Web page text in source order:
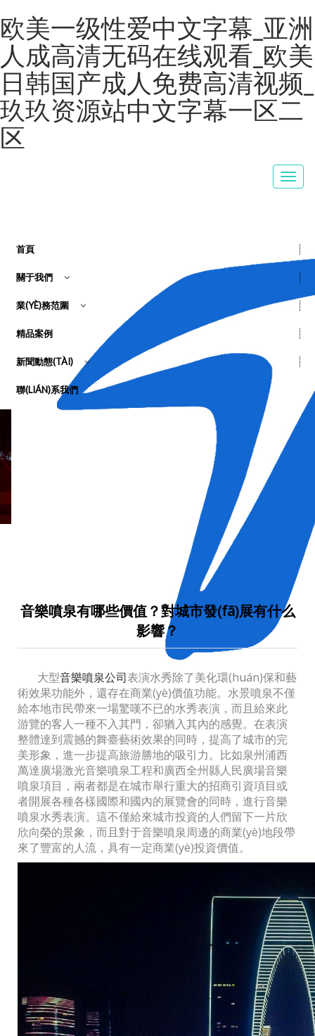
欧美一级性爱中文字幕_亚洲
人成高清无码在线观看_欧美
日韩国产成人免费高清视频_
玖玖资源站中文字幕一区二
区
首頁
關于我們
業(YÈ)務范圍
精品案例
新聞動態(TÀI)
聯(LIÁN)系我們
音樂噴泉有哪些價值？對城市發(fā)展有什么
影響？
大型音樂噴泉公司表演水秀除了美化環(huán)保和藝
術效果功能外，還存在商業(yè)價值功能。水景噴泉不僅
給本地市民帶來一場驚嘆不已的水秀表演，而且給來此
游覽的客人一種不入其門，卻猶入其內的感覺。在表演
整體達到震撼的舞臺藝術效果的同時，提高了城市的完
美形象，進一步提高旅游勝地的吸引力。比如泉州浦西
萬達廣場激光音樂噴泉工程和廣西全州縣人民廣場音樂
噴泉項目，兩者都是在城市舉行重大的招商引資項目或
者開展各種各樣國際和國內的展覽會的同時，進行音樂
噴泉水秀表演。這不僅給來城市投資的人們留下一片欣
欣向榮的景象，而且對于音樂噴泉周邊的商業(yè)地段帶
來了豐富的人流，具有一定商業(yè)投資價值。